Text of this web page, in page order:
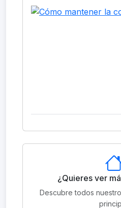
¿Quieres ver
Descubre todos